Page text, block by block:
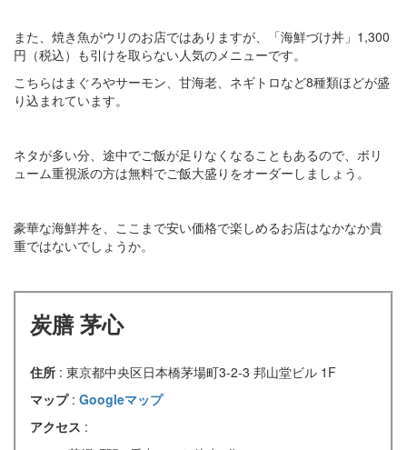
また、焼き魚がウリのお店ではありますが、「海鮮づけ丼」1,300
円（税込）も引けを取らない人気のメニューです。
こちらはまぐろやサーモン、甘海老、ネギトロなど8種類ほどが盛
り込まれています。
ネタが多い分、途中でご飯が足りなくなることもあるので、ボリ
ューム重視派の方は無料でご飯大盛りをオーダーしましょう。
豪華な海鮮丼を、ここまで安い価格で楽しめるお店はなかなか貴
重ではないでしょうか。
炭膳 茅心
住所 : 東京都中央区日本橋茅場町3-2-3 邦山堂ビル 1F
マップ : Googleマップ
アクセス :